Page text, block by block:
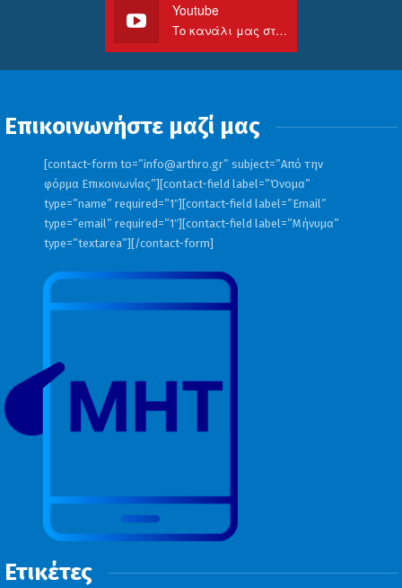
Youtube
Το κανάλι μας στο Youtube
Επικοινωνήστε μαζί μας
[contact-form to=”info@arthro.gr” subject=”Από την
φόρμα Επικοινωνίας”][contact-field label=”Όνομα”
type=”name” required=”1″][contact-field label=”Email”
type=”email” required=”1″][contact-field label=”Μήνυμα”
type=”textarea”][/contact-form]
Ετικέτες